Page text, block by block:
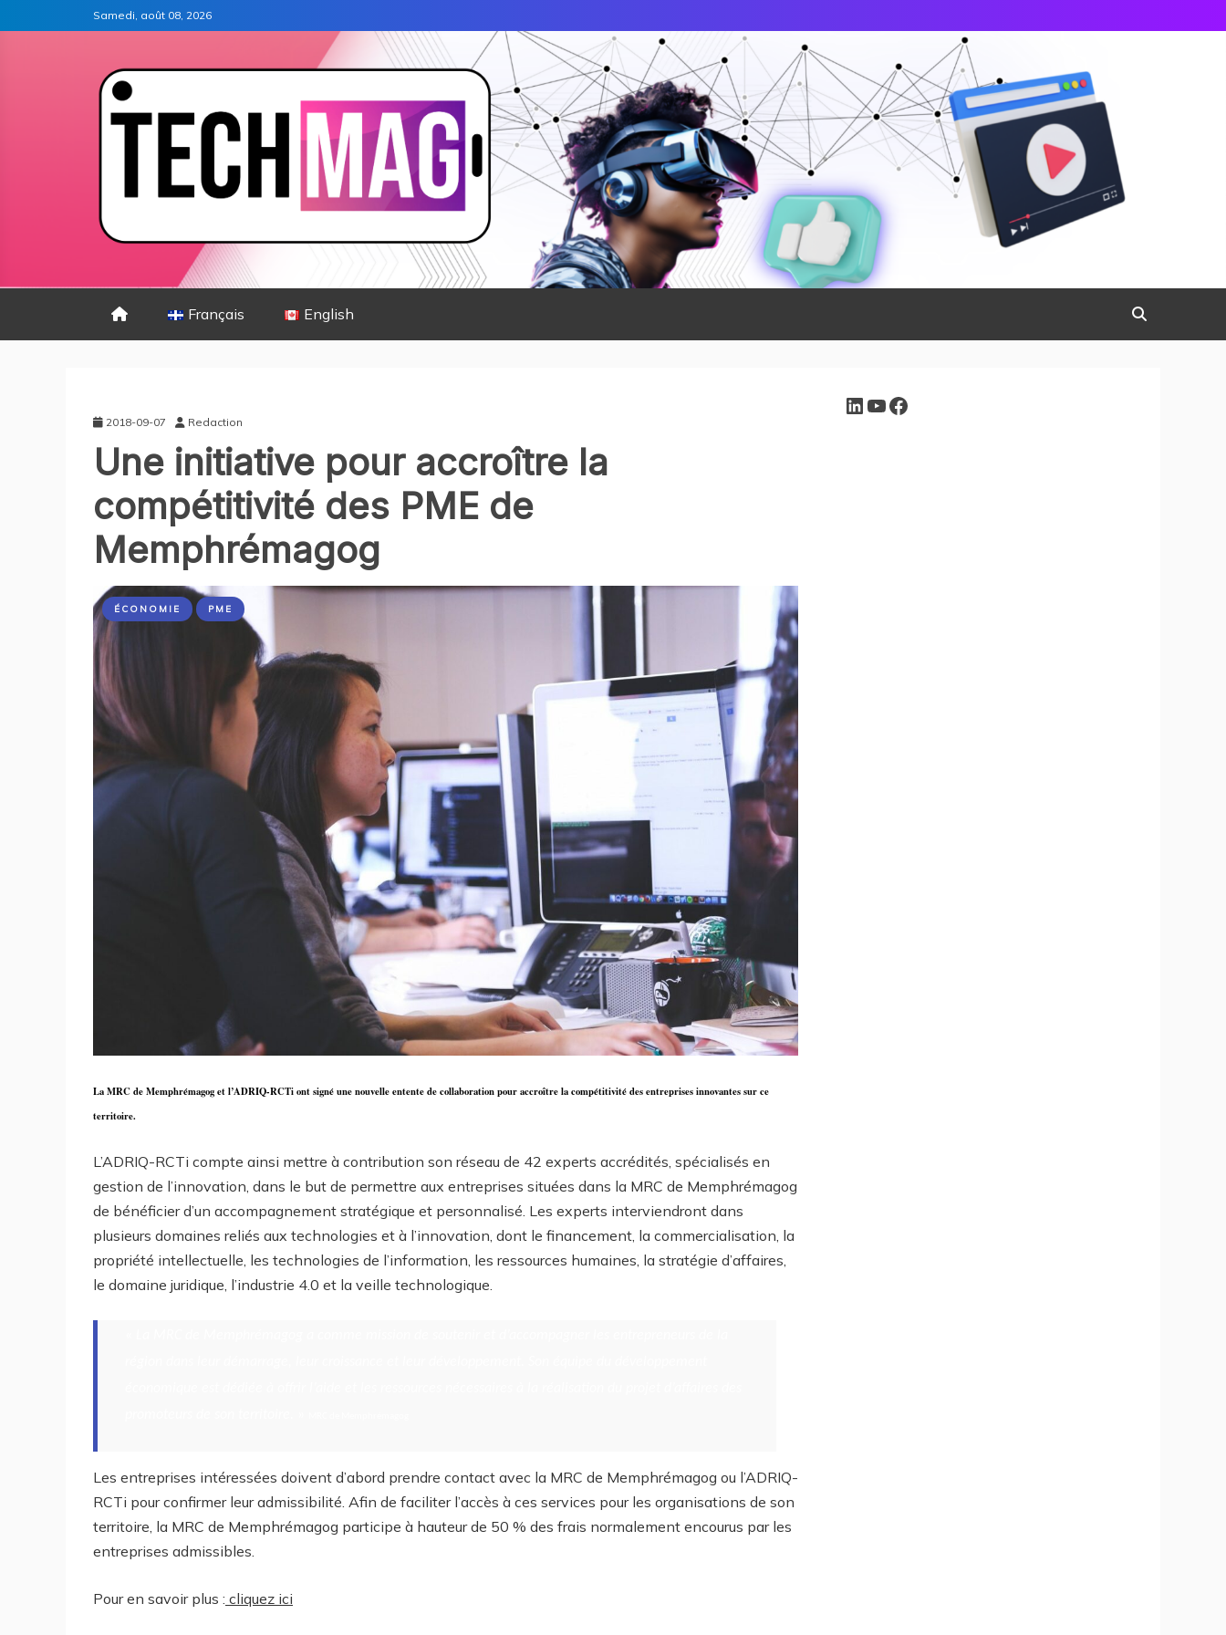
Samedi, août 08, 2026
Français English
2018-09-07 Redaction
Une initiative pour accroître la
compétitivité des PME de
Memphrémagog
ÉCONOMIE PME
La MRC de Memphrémagog et l’ADRIQ-RCTi ont signé une nouvelle entente de collaboration pour accroître la compétitivité des entreprises innovantes sur ce
territoire.
L’ADRIQ-RCTi compte ainsi mettre à contribution son réseau de 42 experts accrédités, spécialisés en
gestion de l’innovation, dans le but de permettre aux entreprises situées dans la MRC de Memphrémagog
de bénéficier d’un accompagnement stratégique et personnalisé. Les experts interviendront dans
plusieurs domaines reliés aux technologies et à l’innovation, dont le financement, la commercialisation, la
propriété intellectuelle, les technologies de l’information, les ressources humaines, la stratégie d’affaires,
le domaine juridique, l’industrie 4.0 et la veille technologique.
Les entreprises intéressées doivent d’abord prendre contact avec la MRC de Memphrémagog ou l’ADRIQ-
RCTi pour confirmer leur admissibilité. Afin de faciliter l’accès à ces services pour les organisations de son
territoire, la MRC de Memphrémagog participe à hauteur de 50 % des frais normalement encourus par les
entreprises admissibles.
Pour en savoir plus : cliquez ici